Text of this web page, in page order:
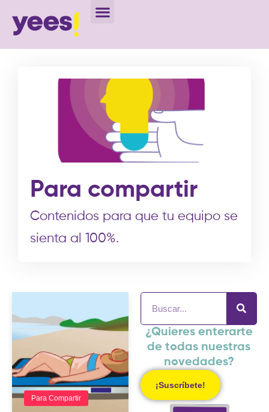
Para compartir
Contenidos para que tu equipo se
sienta al 100%.
Para Compartir
¿Quieres enterarte
de todas nuestras
novedades?
¡Suscríbete!